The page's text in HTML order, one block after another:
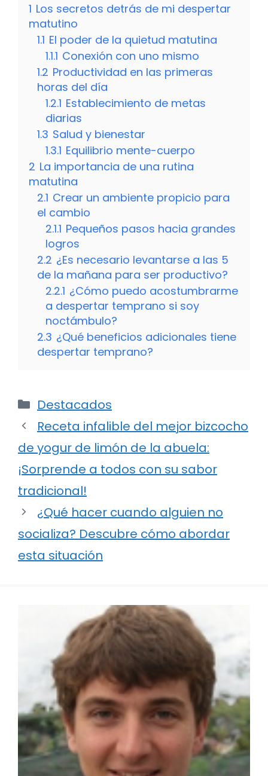
1 Los secretos detrás de mi despertar
matutino
1.1 El poder de la quietud matutina
1.1.1 Conexión con uno mismo
1.2 Productividad en las primeras
horas del día
1.2.1 Establecimiento de metas
diarias
1.3 Salud y bienestar
1.3.1 Equilibrio mente-cuerpo
2 La importancia de una rutina
matutina
2.1 Crear un ambiente propicio para
el cambio
2.1.1 Pequeños pasos hacia grandes
logros
2.2 ¿Es necesario levantarse a las 5
de la mañana para ser productivo?
2.2.1 ¿Cómo puedo acostumbrarme
a despertar temprano si soy
noctámbulo?
2.3 ¿Qué beneficios adicionales tiene
despertar temprano?
Categorías
Destacados
Receta infalible del mejor bizcocho
de yogur de limón de la abuela:
¡Sorprende a todos con su sabor
tradicional!
¿Qué hacer cuando alguien no
socializa? Descubre cómo abordar
esta situación